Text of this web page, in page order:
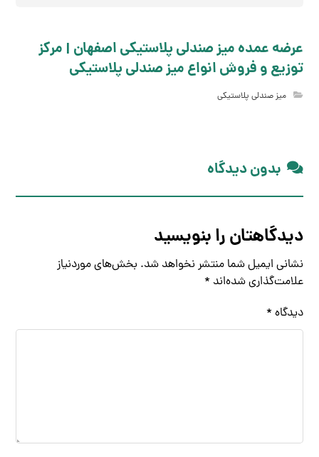
عرضه عمده میز صندلی پلاستیکی اصفهان | مرکز
توزیع و فروش انواع میز صندلی پلاستیکی
میز صندلی پلاستیکی
بدون دیدگاه
دیدگاهتان را بنویسید
نشانی ایمیل شما منتشر نخواهد شد. بخش‌های موردنیاز
علامت‌گذاری شده‌اند *
دیدگاه *